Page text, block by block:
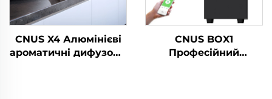
CNUS X4 Алюмінієві
ароматичні дифузори
CNUS BOX1
Професійний